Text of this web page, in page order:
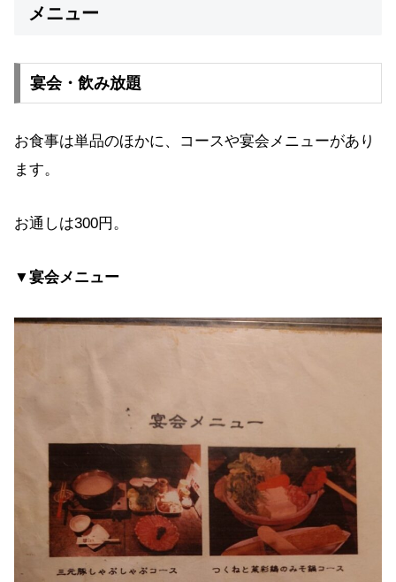
メニュー
宴会・飲み放題
お食事は単品のほかに、コースや宴会メニューがあり
ます。
お通しは300円。
▼宴会メニュー